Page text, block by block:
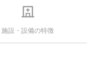
施設・設備の特徴